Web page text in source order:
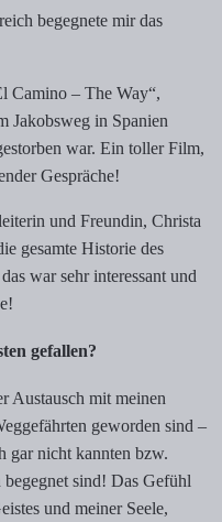
begegnete mir das
Camino – The Way“,
Jakobsweg in Spanien
war. Ein toller Film,
Gespräche!
und Freundin, Christa
gesamte Historie des
war sehr interessant und
gefallen?
Austausch mit meinen
geworden sind –
gar nicht kannten bzw.
sind! Das Gefühl
und meiner Seele,